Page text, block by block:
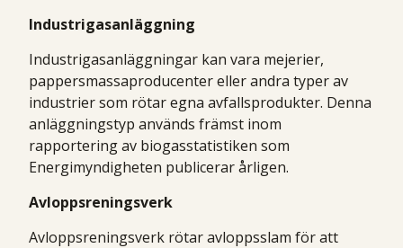
Industrigasanläggning
Industrigasanläggningar kan vara mejerier,
pappersmassaproducenter eller andra typer av
industrier som rötar egna avfallsprodukter. Denna
anläggningstyp används främst inom
rapportering av biogasstatistiken som
Energimyndigheten publicerar årligen.
Avloppsreningsverk
Avloppsreningsverk rötar avloppsslam för att